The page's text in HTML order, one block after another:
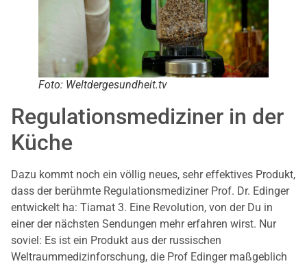
Foto: Weltdergesundheit.tv
Regulationsmediziner in der
Küche
Dazu kommt noch ein völlig neues, sehr effektives Produkt,
dass der berühmte Regulationsmediziner Prof. Dr. Edinger
entwickelt ha: Tiamat 3. Eine Revolution, von der Du in
einer der nächsten Sendungen mehr erfahren wirst. Nur
soviel: Es ist ein Produkt aus der russischen
Weltraummedizinforschung, die Prof Edinger maßgeblich